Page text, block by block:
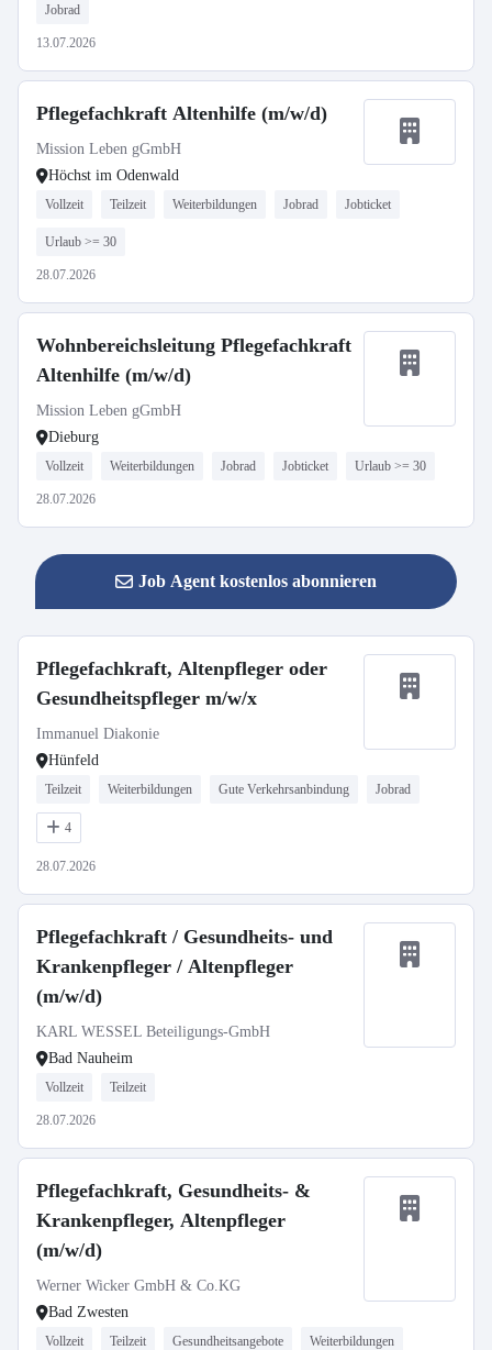
Jobrad
13.07.2026
Pflegefachkraft Altenhilfe (m/w/d)
Mission Leben gGmbH
Höchst im Odenwald
Vollzeit Teilzeit Weiterbildungen Jobrad Jobticket
Urlaub >= 30
28.07.2026
Wohnbereichsleitung Pflegefachkraft
Altenhilfe (m/w/d)
Mission Leben gGmbH
Dieburg
Vollzeit Weiterbildungen Jobrad Jobticket Urlaub >= 30
28.07.2026
Job Agent kostenlos abonnieren
Pflegefachkraft, Altenpfleger oder
Gesundheitspfleger m/w/x
Immanuel Diakonie
Hünfeld
Teilzeit Weiterbildungen Gute Verkehrsanbindung Jobrad
4
28.07.2026
Pflegefachkraft / Gesundheits- und
Krankenpfleger / Altenpfleger
(m/w/d)
KARL WESSEL Beteiligungs-GmbH
Bad Nauheim
Vollzeit Teilzeit
28.07.2026
Pflegefachkraft, Gesundheits- &
Krankenpfleger, Altenpfleger
(m/w/d)
Werner Wicker GmbH & Co.KG
Bad Zwesten
Vollzeit Teilzeit Gesundheitsangebote Weiterbildungen